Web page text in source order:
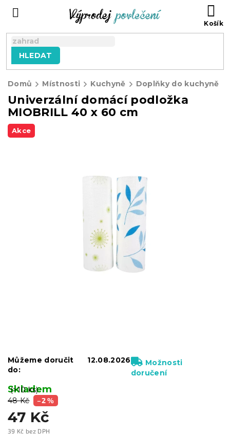
HLEDAT
Domů Místnosti Kuchyně Doplňky do kuchyně
Univerzální domácí podložka
MIOBRILL 40 x 60 cm
Akce
48 Kč –2 %
47 Kč
39 Kč bez DPH
Skladem
(>10 ks)
Můžeme doručit
do:
12.08.2026
Možnosti
doručení